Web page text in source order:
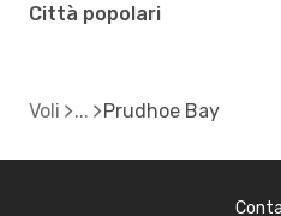
Città popolari
Voli Prudhoe Bay